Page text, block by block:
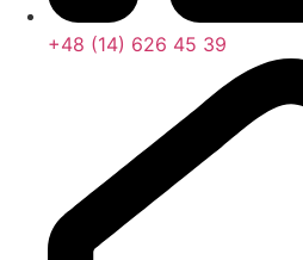
+48 (14) 626 45 39